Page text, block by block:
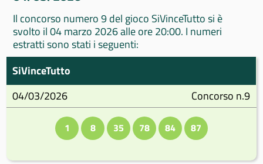
Il concorso numero 9 del gioco SiVinceTutto si è
svolto il 04 marzo 2026 alle ore 20:00. I numeri
estratti sono stati i seguenti:
SiVinceTutto
04/03/2026
Concorso n.9
1 8 35 78 84 87